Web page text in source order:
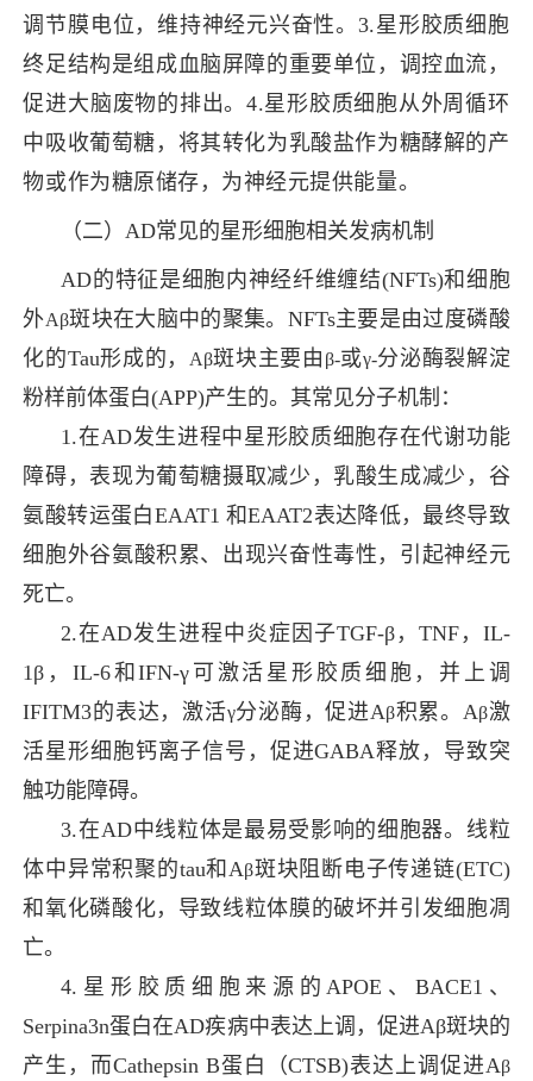
调节膜电位，维持神经元兴奋性。 3.星形胶质细胞
终足结构是组成血脑屏障的重要单位，调控血流，
促进大脑废物的排出。4.星形胶质细胞从外周循环
中吸收葡萄糖，将其转化为乳酸盐作为糖酵解的产
物或作为糖原储存，为神经元提供能量。
（二）AD常见的星形细胞相关发病机制
AD的特征是细胞内神经纤维缠结(NFTs)和细胞
外Aβ斑块在大脑中的聚集。NFTs主要是由过度磷酸
化的Tau形成的，
Aβ斑块主要由 β-或γ-分泌酶裂解淀
粉样前体蛋白(APP)产生的。其常见分子机制：
1.在AD发生进程中星形胶质细胞存在代谢功能
障碍，表现为葡萄糖摄取减少，乳酸生成减少，谷
氨酸转运蛋白EAAT1 和EAAT2表达降低，最终导致
细胞外谷氨酸积累、出现兴奋性毒性，引起神经元
死亡。
2.在AD发生进程中炎症因子TGF-β，TNF，IL-
1β，IL-6和IFN-γ 可激活星形胶质细胞，并上调
IFITM3的表达，激活γ分泌酶，促进Aβ积累。Aβ激
活星形细胞钙离子信号，促进GABA释放，导致突
触功能障碍。
3.在AD中线粒体是最易受影响的细胞器。线粒
体中异常积聚的tau和Aβ斑块阻断电子传递链(ETC)
和氧化磷酸化，导致线粒体膜的破坏并引发细胞凋
亡。
4. 星形胶质细胞来源的APOE、 BACE1 、
Serpina3n蛋白在AD疾病中表达上调，促进Aβ斑块的
产生，而Cathepsin B蛋白（CTSB)表达上调促进Aβ